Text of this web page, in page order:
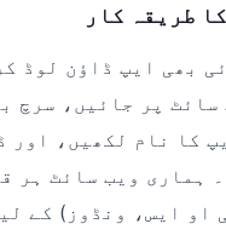
طریقہ کار
بھی ایپ ڈاؤن لوڈ
پر جائیں، سرچ
کا نام لکھیں، اور
ہماری ویب سائٹ ہر
او ایس، ونڈوز) کے